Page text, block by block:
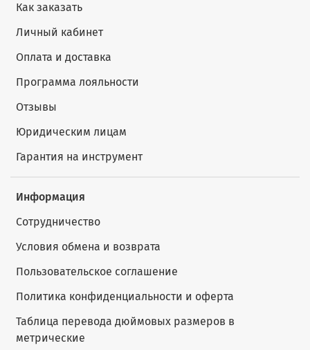
Как заказать
Личный кабинет
Оплата и доставка
Программа лояльности
Отзывы
Юридическим лицам
Гарантия на инструмент
Информация
Сотрудничество
Условия обмена и возврата
Пользовательское соглашение
Политика конфиденциальности и оферта
Таблица перевода дюймовых размеров в
метрические